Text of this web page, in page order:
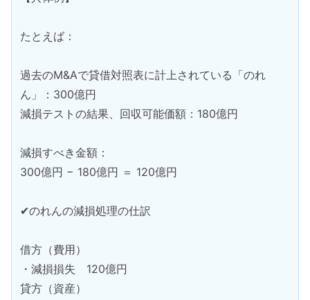
たとえば：
過去のM&Aで貸借対照表に計上されている「のれ
ん」：300億円
減損テストの結果、回収可能価額：180億円
減損すべき金額：
300億円 − 180億円 ＝ 120億円
✔のれんの減損処理の仕訳
借方（費用）
・減損損失 120億円
貸方（資産）